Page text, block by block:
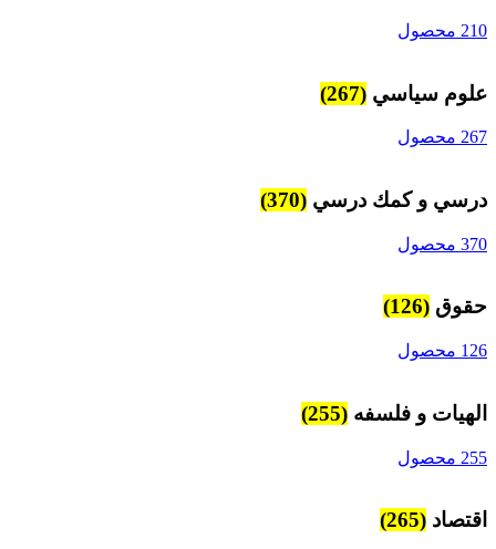
210 محصول
علوم سياسي (267)
267 محصول
درسي و كمك درسي (370)
370 محصول
حقوق (126)
126 محصول
الهیات و فلسفه (255)
255 محصول
اقتصاد (265)